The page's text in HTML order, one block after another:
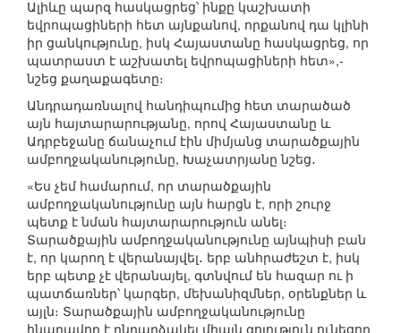
Ալիևը պարզ հասկացրեց՝ ինքը կաշխատի
եվրոպացիների հետ այնքանով, որքանով դա կլինի
իր ցանկությունը, իսկ Հայաստանը հասկացրեց, որ
պատրաստ է աշխատել եվրոպացիների հետ»,-
նշեց քաղաքագետը։
Անդրադառնալով հանդիպումից հետ տարածած
այն հայտարարությանը, որով Հայաստանը և
Ադրբեջանը ճանաչում էին միմյանց տարածքային
ամբողջականությունը, Խաչատրյանը նշեց․
«Ես չեմ համարում, որ տարածքային
ամբողջականությունը այն հարցն է, որի շուրջ
պետք է նման հայտարարություն անել։
Տարածքային ամբողջականությունը այնպիսի բան
է, որ կարող է վերանայվել․ երբ անհրաժեշտ է, իսկ
երբ պետք չէ վերանայել, գտնվում են հազար ու ի
պատճառներ՝ կարգեր, մեխանիզմներ, օրենքներ և
այլն։ Տարածքային ամբողջականությունը
հնարավոր է ընդարձակել միայն գոյություն ունեցող